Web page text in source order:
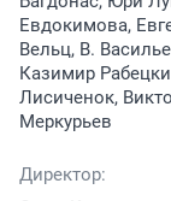
Евдокимова,
Вельц, В.
Казимир
Лисиченок,
Меркурьев
Директор: